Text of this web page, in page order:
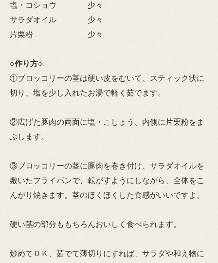
塩・コショウ 少々
サラダオイル 少々
片栗粉 少々
○作り方○
①ブロッコリーの茎は硬い皮をむいて、スティック状に
切り、塩を少し入れたお湯で軽く茹でます。
②広げた豚肉の両面に塩・こしょう、内側に片栗粉をま
ぶします。
③ブロッコリーの茎に豚肉を巻き付け、サラダオイルを
敷いたフライパンで、転がすようにしながら、全体をこ
んがり焼きます。茎のほくほくした食感がいいですよ。
硬い茎の部分ももちろんおいしく食べられます。
炒めてＯＫ、茹でて薄切りにすれば、サラダや和え物に